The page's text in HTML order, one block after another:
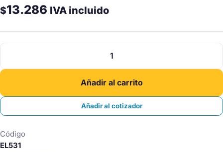
$13.286 IVA incluido
Mascarillas
Quirurgicas.
Unidades
cantidad
Añadir al carrito
Añadir al cotizador
Código
EL531